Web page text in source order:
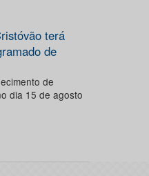
terá
de
de
dia 15 de agosto